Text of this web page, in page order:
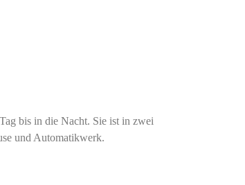
bis in die Nacht. Sie ist in zwei
und Automatikwerk.